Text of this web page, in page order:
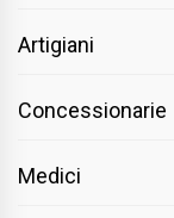
Artigiani
Concessionarie
Medici